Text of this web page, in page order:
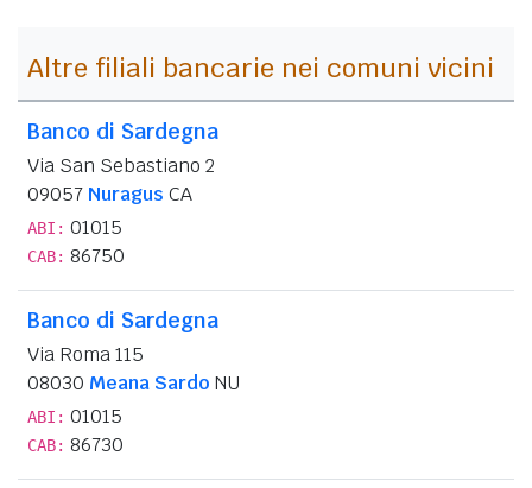
Altre filiali bancarie nei comuni vicini
Banco di Sardegna
Via San Sebastiano 2
09057 Nuragus CA
ABI: 01015
CAB: 86750
Banco di Sardegna
Via Roma 115
08030 Meana Sardo NU
ABI: 01015
CAB: 86730